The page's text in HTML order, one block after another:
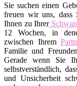
Sie suchen einen
freuen wir uns, dass
Ihnen zu Ihrer
12 Wochen, in
zwischen Ihrem
Familie und
Gerade wenn Sie
selbstverständlich,
und Unsicherheit